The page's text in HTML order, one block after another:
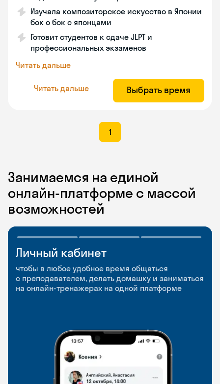
Изучала композиторское искусство в Японии
бок о бок с японцами
Готовит студентов к сдаче JLPT и
профессиональных экзаменов
Читать дальше
Читать дальше Выбрать время
1
Занимаемся на единой
онлайн-платформе с массой
возможностей
Личный кабинет
чтобы в любое удобное время общаться
с преподавателем, делать домашку и заниматься
на онлайн-тренажерах на одной платформе
Мобильное
приложение
чтобы заниматься и изучать новые слова где
и когда удобно
Разговорные клубы
и Talks
Групповые занятия для разговорной практики
и индивидуальные встречи с преподавателями